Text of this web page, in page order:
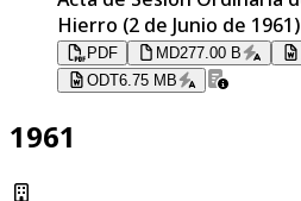
Hierro (2 de Junio de 1961)
PDF MD277.00 B
ODT6.75 MB
1961